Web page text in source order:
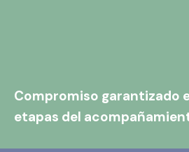
Compromiso garantizado
etapas del